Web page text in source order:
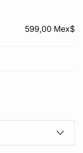
599,00 Mex$